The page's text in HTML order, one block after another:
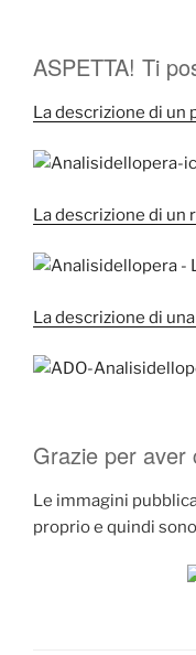
ASPETTA! Ti
La descrizione di un
La descrizione di
La descrizione di
Grazie per aver
Le immagini
proprio e quindi